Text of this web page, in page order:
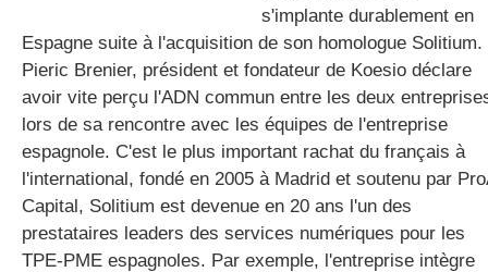
s'implante durablement en
Espagne suite à l'acquisition de son homologue Solitium.
Pieric Brenier, président et fondateur de Koesio déclare
avoir vite perçu l'ADN commun entre les deux
lors de sa rencontre avec les équipes de l'entreprise
espagnole. C'est le plus important rachat du français à
l'international, fondé en 2005 à Madrid et soutenu par
Capital, Solitium est devenue en 20 ans l'un des
prestataires leaders des services numériques pour les
TPE-PME espagnoles. Par exemple, l'entreprise intègre